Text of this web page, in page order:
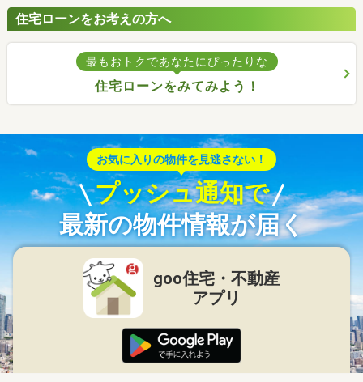
住宅ローンをお考えの方へ
最もおトクであなたにぴったりな
住宅ローンをみてみよう！
お気に入りの物件を見逃さない！
プッシュ通知で
最新の物件情報が届く
goo住宅・不動産
アプリ